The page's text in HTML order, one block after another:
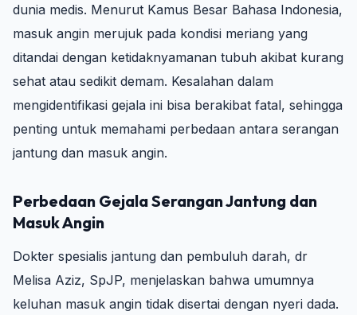
dunia medis. Menurut Kamus Besar Bahasa Indonesia,
masuk angin merujuk pada kondisi meriang yang
ditandai dengan ketidaknyamanan tubuh akibat kurang
sehat atau sedikit demam. Kesalahan dalam
mengidentifikasi gejala ini bisa berakibat fatal, sehingga
penting untuk memahami perbedaan antara serangan
jantung dan masuk angin.
Perbedaan Gejala Serangan Jantung dan
Masuk Angin
Dokter spesialis jantung dan pembuluh darah, dr
Melisa Aziz, SpJP, menjelaskan bahwa umumnya
keluhan masuk angin tidak disertai dengan nyeri dada.